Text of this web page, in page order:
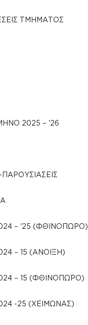
ΤΜΉΜΑΤΟΣ
2025 – '26
– '25 (ΦΘΙΝΌΠΩΡΟ)
– 15 (ΆΝΟΙΞΗ)
– 15 (ΦΘΙΝΟΠΩΡΟ)
-25 (ΧΕΙΜΏΝΑΣ)